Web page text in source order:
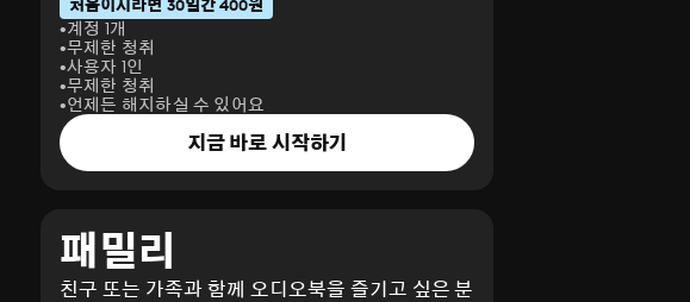
처음이시라면 30일간 400원
계정 1개
무제한 청취
사용자 1인
무제한 청취
언제든 해지하실 수 있어요
지금 바로 시작하기
패밀리
친구 또는 가족과 함께 오디오북을 즐기고 싶은 분